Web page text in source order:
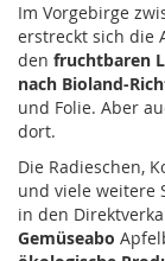
Im Vorgebirge
erstreckt sich die
den fruchtbaren
nach Bioland-
und Folie. Aber
dort.
Die Radieschen,
und viele weitere
in den
Gemüseabo